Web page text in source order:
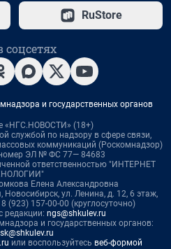
RuStore
и государственных органов
«НГС.НОВОСТИ» (18+)
службой по надзору в сфере связи,
коммуникаций (Роскомнадзор)
ЭЛ № ФС 77— 84683
ответственностью "ИНТЕРНЕТ
Елена Александровна
ул. Ленина, д. 12, 6 этаж,
(923) 157-00-00 (круглосуточно)
редакции: ngs@shkulev.ru
и государственных органов:
или воспользуйтесь веб-формой